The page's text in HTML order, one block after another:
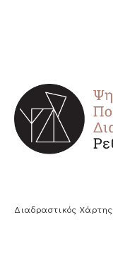
Διαδραστικός Χάρτης